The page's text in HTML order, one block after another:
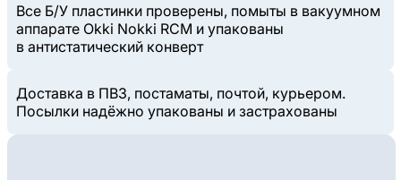
Все Б/У пластинки проверены, помыты в вакуумном
аппарате Okki Nokki RCM и упакованы
в антистатический конверт
Доставка в ПВЗ, постаматы, почтой, курьером.
Посылки надёжно упакованы и застрахованы